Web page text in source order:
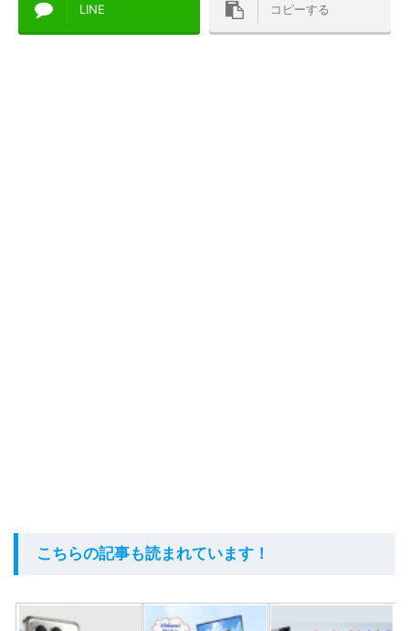
LINE コピーする
こちらの記事も読まれています！